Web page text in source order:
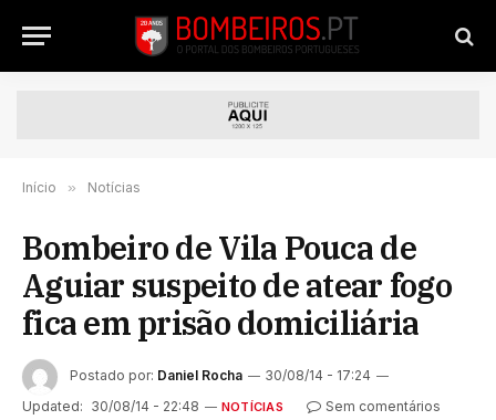
Início » Notícias
Bombeiro de Vila Pouca de
Aguiar suspeito de atear fogo
fica em prisão domiciliária
Postado por: Daniel Rocha
30/08/14 - 17:24
Updated: 30/08/14 - 22:48 NOTÍCIAS
Sem comentários